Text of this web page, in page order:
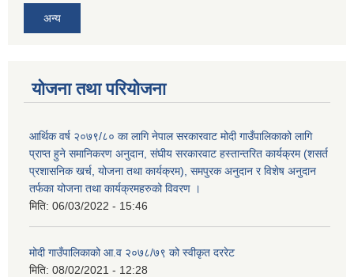
अन्य
योजना तथा परियोजना
आर्थिक वर्ष २०७९/८० का लागि नेपाल सरकारवाट मोदी गाउँपालिकाको लागि
प्राप्त हुने समानिकरण अनुदान, संघीय सरकारवाट हस्तान्तरित कार्यक्रम (शसर्त
प्रशासनिक खर्च, योजना तथा कार्यक्रम), समपुरक अनुदान र विशेष अनुदान
तर्फका योजना तथा कार्यक्रमहरुको विवरण ।
मिति: 06/03/2022 - 15:46
मोदी गाउँपालिकाको आ.व २०७८/७९ को स्वीकृत दररेट
मिति: 08/02/2021 - 12:28